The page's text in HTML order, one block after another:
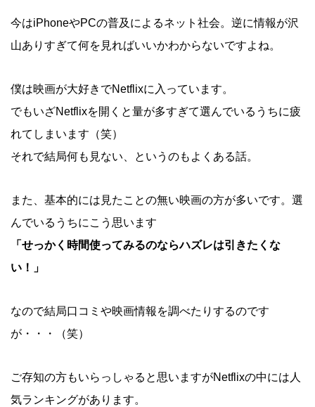
今はiPhoneやPCの普及によるネット社会。逆に情報が沢
山ありすぎて何を見ればいいかわからないですよね。
僕は映画が大好きでNetflixに入っています。
でもいざNetflixを開くと量が多すぎて選んでいるうちに疲
れてしまいます（笑）
それで結局何も見ない、というのもよくある話。
また、基本的には見たことの無い映画の方が多いです。選
んでいるうちにこう思います
「せっかく時間使ってみるのならハズレは引きたくな
い！」
なので結局口コミや映画情報を調べたりするのです
が・・・（笑）
ご存知の方もいらっしゃると思いますがNetflixの中には人
気ランキングがあります。